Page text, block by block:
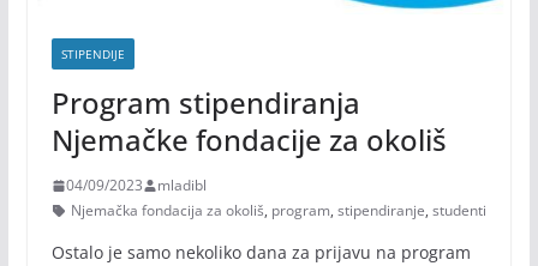
STIPENDIJE
Program stipendiranja
Njemačke fondacije za okoliš
04/09/2023
mladibl
Njemačka fondacija za okoliš, program, stipendiranje, studenti
Ostalo je samo nekoliko dana za prijavu na program